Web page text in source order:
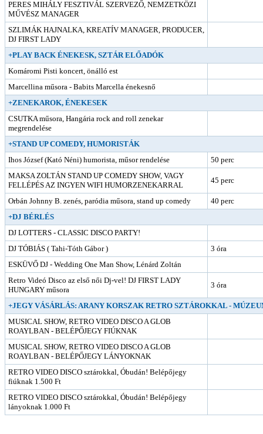
PERES MIHÁLY FESZTIVÁL SZERVEZŐ, NEMZETKÖZI
MŰVÉSZ MANAGER
SZLIMÁK HAJNALKA, KREATÍV MANAGER, PRODUCER,
DJ FIRST LADY
+PLAY BACK ÉNEKESK, SZTÁR ELŐADÓK
Komáromi Pisti koncert, önálló est
Marcellina műsora - Babits Marcella énekesnő
+ZENEKAROK, ÉNEKESEK
CSUTKA műsora, Hangária rock and roll zenekar
megrendelése
+STAND UP COMEDY, HUMORISTÁK
Ihos József (Kató Néni) humorista, műsor rendelése
50 perc
MAKSA ZOLTÁN STAND UP COMEDY SHOW, VAGY
FELLÉPÉS AZ INGYEN WIFI HUMORZENEKARRAL
45 perc
Orbán Johnny B. zenés, paródia műsora, stand up comedy
40 perc
+DJ BÉRLÉS
DJ LOTTERS - CLASSIC DISCO PARTY!
DJ TÓBIÁS ( Tahi-Tóth Gábor )
3 óra
ESKÜVŐ DJ - Wedding One Man Show, Lénárd Zoltán
Retro Videó Disco az első női Dj-vel! DJ FIRST LADY
HUNGARY műsora
3 óra
+JEGY VÁSÁRLÁS: ARANY KORSZAK RETRO SZTÁROKKAL -
MUSICAL SHOW, RETRO VIDEO DISCO A GLOB
ROAYLBAN - BELÉPŐJEGY FIÚKNAK
MUSICAL SHOW, RETRO VIDEO DISCO A GLOB
ROAYLBAN - BELÉPŐJEGY LÁNYOKNAK
RETRO VIDEO DISCO sztárokkal, Óbudán! Belépőjegy
fiúknak 1.500 Ft
RETRO VIDEO DISCO sztárokkal, Óbudán! Belépőjegy
lányoknak 1.000 Ft